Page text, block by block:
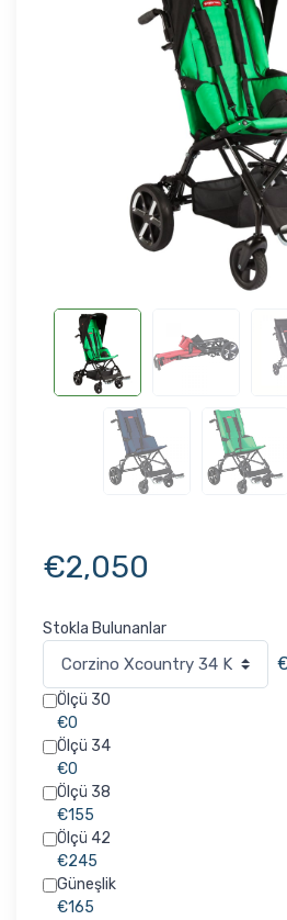
€2,050
Stokla Bulunanlar
Ölçü 30
€0
Ölçü 34
€0
Ölçü 38
€155
Ölçü 42
€245
Güneşlik
€165